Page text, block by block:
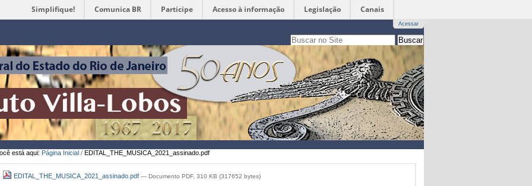
Simplifique! Comunica BR Participe Acesso à informação Legislação Canais
Acessar
Busca
apenas nesta seção
Busca
Avançada…
está aqui: Página Inicial / EDITAL_THE_MUSICA_2021_assinado.pdf
EDITAL_THE_MUSICA_2021_assinado.pdf — Documento PDF, 310 KB (317652 bytes)